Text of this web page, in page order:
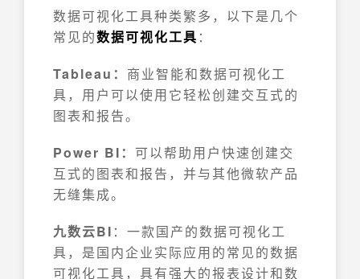
数据可视化工具种类繁多，以下是几个
常见的数据可视化工具 ：
Tableau： 商业智能和数据可视化工
具，用户可以使用它轻松创建交互式的
图表和报告。
Power BI： 可以帮助用户快速创建交
互式的图表和报告，并与其他微软产品
无缝集成。
九数云BI ：一款国产的数据可视化工
具，是国内企业实际应用的常见的数据
可视化工具，具有强大的报表设计和数